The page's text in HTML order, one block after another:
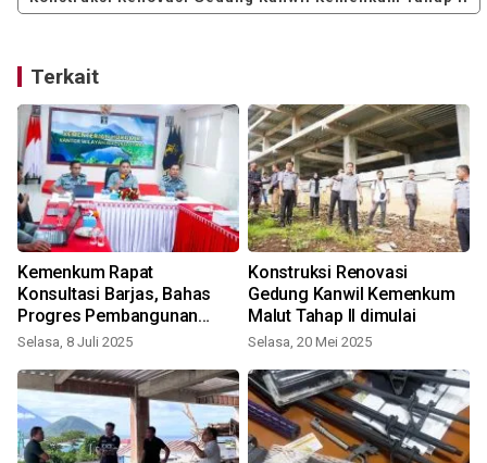
Terkait
Kemenkum Rapat
Konsultasi Barjas, Bahas
Progres Pembangunan
Gedung Baru
Selasa, 8 Juli 2025
Konstruksi Renovasi
Gedung Kanwil Kemenkum
Malut Tahap II dimulai
Selasa, 20 Mei 2025